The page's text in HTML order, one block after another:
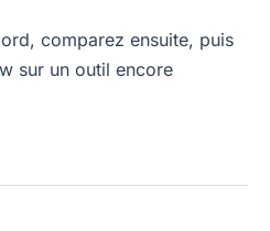
comparez ensuite, puis
sur un outil encore